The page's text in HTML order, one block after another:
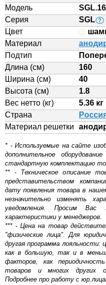
Модель
Серия
SGL ?
Цвет
Материал
Подтип
Длина (см)
160
Ширина (см)
40
Высота (см)
1.8
Вес нетто (кг)
5.36 кг
Страна
Материал решетки
* - Используемые на сайте
дополнительное
стандартную комплектацию
** - Техническое описание
представительством
дату появления товара в
незначительно изменять
уведомления. Просим Вас
характеристики у менеджеров.
*** - Цена на товар
"физические лица". Для
другая программа
как в большую, так и в
факторов, как
товаров и многих других
Подробнее про работу с